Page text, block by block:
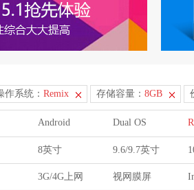
作系统： Remix 存储容量： 8GB
Android Dual OS
8英寸 9.6/9.7英寸
3G/4G上网 视网膜屏